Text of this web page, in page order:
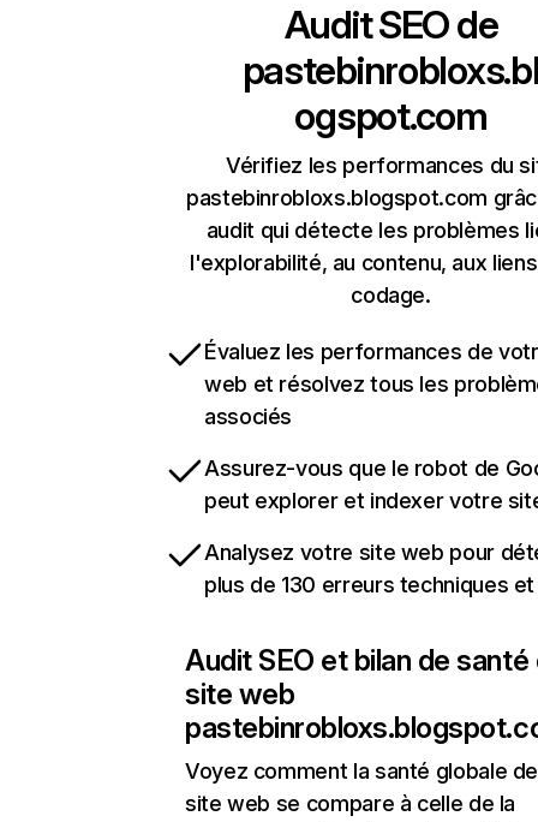
Audit SEO de
ogspot.com
Vérifiez les performances du
pastebinrobloxs.blogspot.com
audit qui détecte les problèmes
l'explorabilité, au contenu, aux
codage.
Évaluez les performances de
web et résolvez tous les
associés
Assurez-vous que le robot de
peut explorer et indexer votre
Analysez votre site web pour
plus de 130 erreurs techniques et
Audit SEO et bilan de santé
site web
Voyez comment la santé globale
site web se compare à celle de la